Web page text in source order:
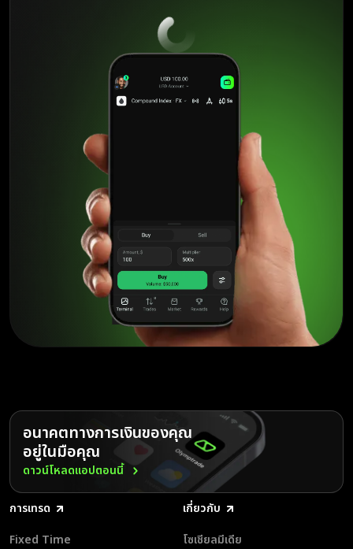
ในช่วงสิบปีที่ผ่านมา Olymptrade ได้หมั่นเพิ่มหลากหลายฟีเจอร์และ
เครื่องมือให้แก่ผู้ใช้งาน การเข้าถึงการวิเคราะห์ตลาดแบบเรียลไทม์
เครื่องมือกราฟขั้นสูง และฟีเจอร์การจัดการความเสี่ยงอื่น ๆ ได้ช่วย
เหลือผู้ใช้กว่าหลายล้านรายในเส้นทางการเทรดของพวกเขา
วิถีของ Olymptrade เป็นตัวอย่างที่ชัดเจนของการผสมผสานกัน
ระหว่างเทคโนโลยี ความโปร่งใส และการศึกษาที่สามารถปูทางไปสู่การ
มีส่วนร่วมทางการเงินที่ยิ่งใหญ่ขึ้น สิบปีหลังจากการก่อตั้ง
Olymptrade ไม่ใช่แค่แพลตฟอร์มการเทรด แต่ยังเป็นมิตรสหาย
สำคัญสำหรับผู้ที่ต้องการบรรลุเป้าหมายทางการเงินอย่างมีข้อมูล
Olymptrade ได้ก้าวล้ำหน้าในการสร้างสภาพแวดล้อมที่สอดรับกับ
ความเชื่อมั่นของผู้ใช้บริการ แพลตฟอร์มรับรองว่า ไม่ได้มีการ
ประนีประนอมเรื่องฟีเจอร์ เครื่องมือ และกลยุทธ์ต่าง ๆ ที่มีความ
สำคัญต่อความสำเร็จของการเทรดแบบฮาลาล
อ่านเพิ่มเติม
โบรกเกอร์ยอดนิยมในหมู่ชุมชนนักเทรด Olymptraded ได้พิสูจน์ให้
เห็นว่ามีความใส่ใจในการช่วยเหลือให้นักเทรดเติบโตและเรียนรู้ด้วย
แหล่งข้อมูลคุณภาพชั้นนำและเครื่องมือที่มีนวัตกรรมมากมาย ไปจนถึง
ประสบการณ์การเทรดที่มีจริยธรรม ความโปร่งใส และมีความรับผิด
อนาคตทางการเงินของคุณ
อยู่ในมือคุณ
ดาวน์โหลดแอปตอนนี้
การเทรด
Fixed Time
เกี่ยวกับ
โซเชียลมีเดีย